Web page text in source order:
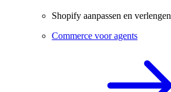
Shopify aanpassen en verlengen
Commerce voor agents